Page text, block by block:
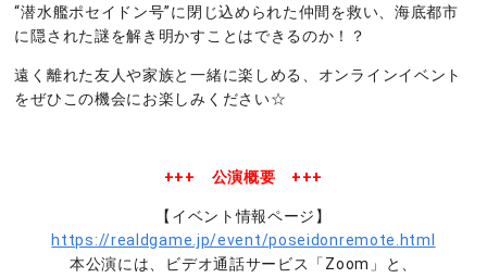
“潜水艦ポセイドン号”に閉じ込められた仲間を救い、海底都市
に隠された謎を解き明かすことはできるのか！？
遠く離れた友人や家族と一緒に楽しめる、オンラインイベント
をぜひこの機会にお楽しみください☆
+++ 公演概要 +++
【イベント情報ページ】
https://realdgame.jp/event/poseidonremote.html
本公演には、ビデオ通話サービス「Zoom」と、